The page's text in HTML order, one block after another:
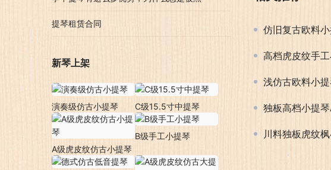
仿旧复古欧料
高档虎皮纹手
浅仿古欧料小
独板高档小提
川料独板虎纹
提琴租赁合同
新琴上架
演奏级仿古小提琴 C级15.5寸中提琴
A级虎皮纹仿古小提琴
B级手工小提琴